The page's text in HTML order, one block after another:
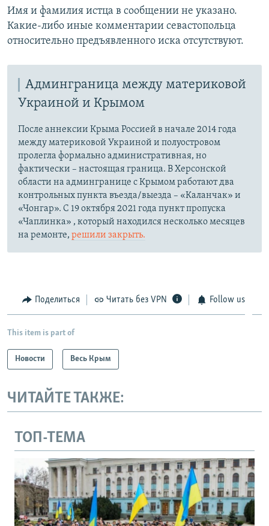
Имя и фамилия истца в сообщении не указано.
Какие-либо иные комментарии севастопольца
относительно предъявленного иска отсутствуют.
Админграница между материковой
Украиной и Крымом
После аннексии Крыма Россией в начале 2014 года
между материковой Украиной и полуостровом
пролегла формально административная, но
фактически – настоящая граница. В Херсонской
области на админгранице с Крымом работают два
контрольных пункта въезда/выезда – «Каланчак» и
«Чонгар». С 19 октября 2021 года пункт пропуска
«Чаплинка» , который находился несколько месяцев
на ремонте, решили закрыть.
Поделиться Читать без VPN Follow us
This item is part of
Новости Весь Крым
ЧИТАЙТЕ ТАКЖЕ:
ТОП-ТЕМА